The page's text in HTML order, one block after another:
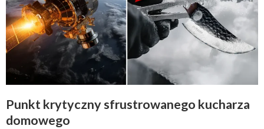
Punkt krytyczny sfrustrowanego kucharza
domowego